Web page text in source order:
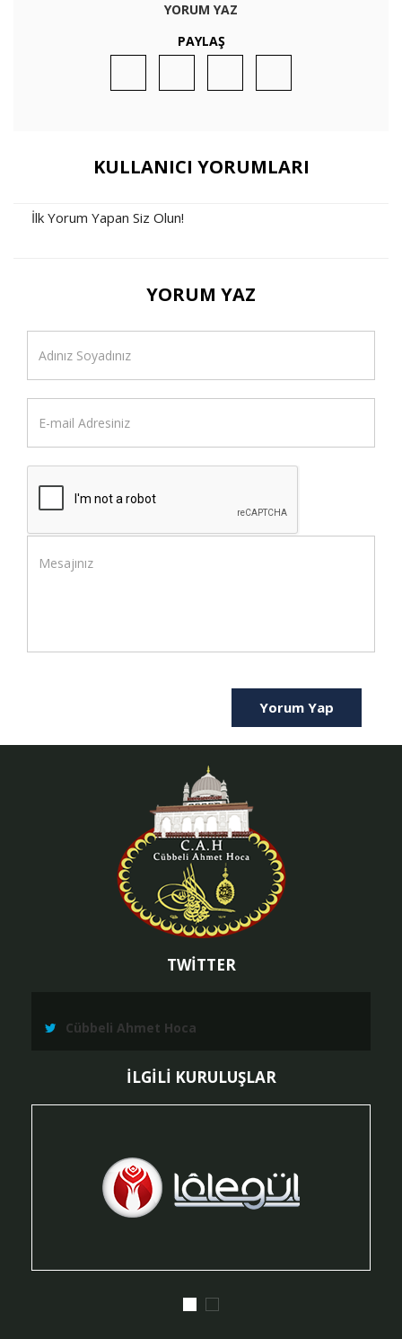
YORUM YAZ
PAYLAŞ
KULLANICI YORUMLARI
İlk Yorum Yapan Siz Olun!
YORUM YAZ
Yorum Yap
TWİTTER
Cübbeli Ahmet Hoca
İLGİLİ KURULUŞLAR